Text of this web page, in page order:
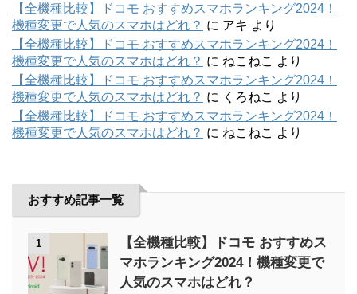
【全機種比較】ドコモ おすすめスマホランキング2024！
機種変更で人気のスマホはどれ？ に アキ より
【全機種比較】ドコモ おすすめスマホランキング2024！
機種変更で人気のスマホはどれ？ に ねこねこ より
【全機種比較】ドコモ おすすめスマホランキング2024！
機種変更で人気のスマホはどれ？ に くろねこ より
【全機種比較】ドコモ おすすめスマホランキング2024！
機種変更で人気のスマホはどれ？ に ねこねこ より
おすすめ記事一覧
1
【全機種比較】ドコモ おすすめス
マホランキング2024！機種変更で
人気のスマホはどれ？